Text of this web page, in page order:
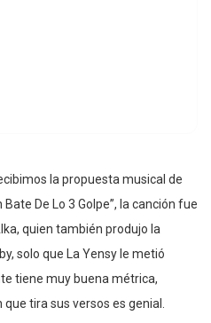
la propuesta musical de
Bate De Lo 3 Golpe”, la canción fue
quien también produjo la
solo que La Yensy le metió
tiene muy buena métrica,
tira sus versos es genial.